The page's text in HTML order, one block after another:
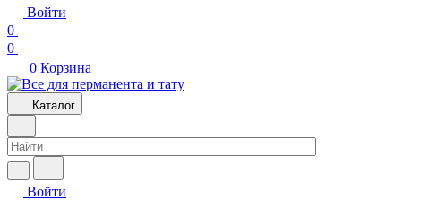
Войти
0
0
0 Корзина
Каталог
Войти